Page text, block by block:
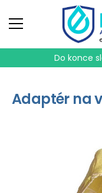
Do konce
Adaptér na